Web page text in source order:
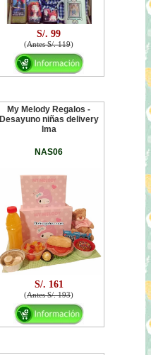
S/. 99
(Antes S/. 119)
My Melody Regalos -
Desayuno niñas delivery
lma
NAS06
S/. 161
(Antes S/. 193)